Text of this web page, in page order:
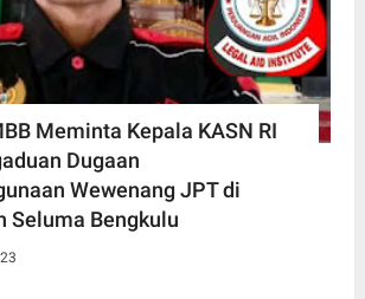
Meminta Kepala KASN RI
Dugaan
Wewenang JPT di
Seluma Bengkulu